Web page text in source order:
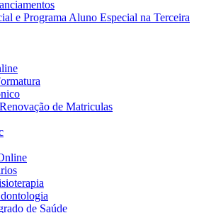
e Programa Aluno Especial na Terceira
de Matriculas
de Saúde